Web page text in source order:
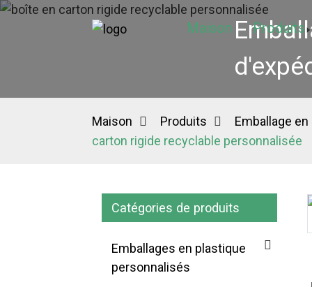
Maison Produits
Maison Produits Emballage
carton rigide recyclable personnalisée
Catégories de produits
Emballages en plastique
personnalisés